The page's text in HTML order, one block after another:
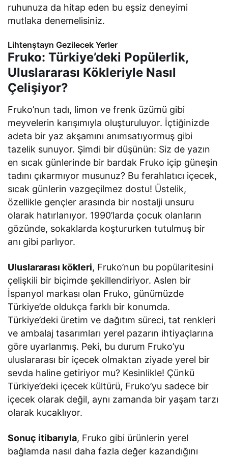
ruhunuza da hitap eden bu eşsiz deneyimi
mutlaka denemelisiniz.
Lihtenştayn Gezilecek Yerler
Fruko: Türkiye’deki Popülerlik,
Uluslararası Kökleriyle Nasıl
Çelişiyor?
Fruko’nun tadı, limon ve frenk üzümü gibi
meyvelerin karışımıyla oluşturuluyor. İçtiğinizde
adeta bir yaz akşamını anımsatıyormuş gibi
tazelik sunuyor. Şimdi bir düşünün: Siz de yazın
en sıcak günlerinde bir bardak Fruko içip güneşin
tadını çıkarmıyor musunuz? Bu ferahlatıcı içecek,
sıcak günlerin vazgeçilmez dostu! Üstelik,
özellikle gençler arasında bir nostalji unsuru
olarak hatırlanıyor. 1990’larda çocuk olanların
gözünde, sokaklarda koştururken tutulmuş bir
anı gibi parlıyor.
Uluslararası kökleri, Fruko’nun bu popülaritesini
çelişkili bir biçimde şekillendiriyor. Aslen bir
İspanyol markası olan Fruko, günümüzde
Türkiye’de oldukça farklı bir konumda.
Türkiye’deki üretim ve dağıtım süreci, tat renkleri
ve ambalaj tasarımları yerel pazarın ihtiyaçlarına
göre uyarlanmış. Peki, bu durum Fruko’yu
uluslararası bir içecek olmaktan ziyade yerel bir
sevda haline getiriyor mu? Kesinlikle! Çünkü
Türkiye’deki içecek kültürü, Fruko’yu sadece bir
içecek olarak değil, aynı zamanda bir yaşam tarzı
olarak kucaklıyor.
Sonuç itibarıyla, Fruko gibi ürünlerin yerel
bağlamda nasıl daha fazla değer kazandığını